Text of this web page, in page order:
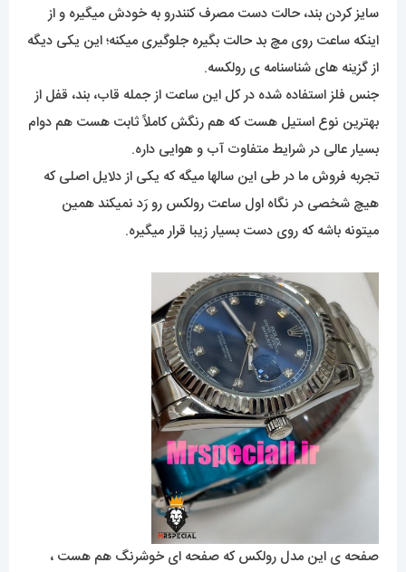
سایز کردن بند، حالت دست مصرف کنندرو به خودش میگیره و از
اینکه ساعت روی مچ بد حالت بگیره جلوگیری میکنه؛ این یکی دیگه
از گزینه های شناسنامه ی رولکسه.
جنس فلز استفاده شده در کل این ساعت از جمله قاب، بند، قفل از
بهترین نوع استیل هست که هم رنگش کاملاً ثابت هست هم دوام
بسیار عالی در شرایط متفاوت آب و هوایی داره.
تجربه فروش ما در طی این سالها میگه که یکی از دلایل اصلی که
هیچ شخصی در نگاه اول ساعت رولکس رو رَد نمیکند همین
میتونه باشه که روی دست بسیار زیبا قرار میگیره.
صفحه ی این مدل رولکس که صفحه ای خوشرنگ هم هست ،